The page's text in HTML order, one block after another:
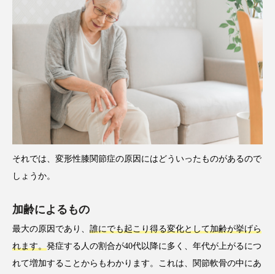
それでは、変形性膝関節症の原因にはどういったものがあるので
しょうか。
加齢によるもの
最大の原因であり、 誰にでも起こり得る変化として加齢が挙げら
れます。発症する人の割合が40代以降に多く、年代が上がるにつ
れて増加することからもわかります。これは、関節軟骨の中にあ